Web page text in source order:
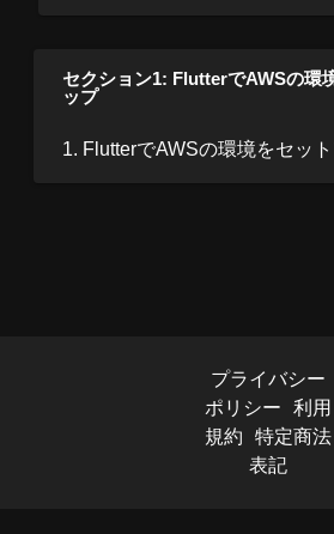
セクション1: FlutterでAWSの環
ップ
1. FlutterでAWSの環境をセッ
プライバシー
ポリシー
利用
規約
特定商法
表記